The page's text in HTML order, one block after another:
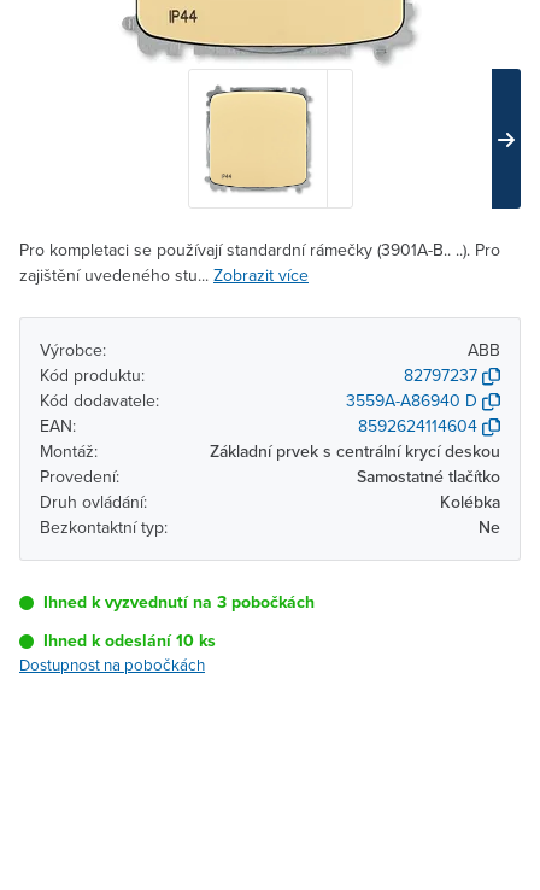
Pro kompletaci se používají standardní rámečky (3901A-B.. ..). Pro
zajištění uvedeného stu... Zobrazit více
Výrobce:
ABB
Kód produktu:
82797237
Kód dodavatele:
3559A-A86940 D
EAN:
8592624114604
Montáž:
Základní prvek s centrální krycí deskou
Provedení:
Samostatné tlačítko
Druh ovládání:
Kolébka
Bezkontaktní typ:
Ne
Ihned k vyzvednutí na 3 pobočkách
Ihned k odeslání 10 ks
Dostupnost na pobočkách